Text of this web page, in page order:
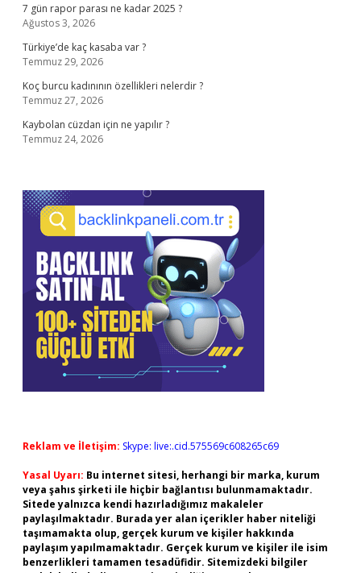
7 gün rapor parası ne kadar 2025 ?
Ağustos 3, 2026
Türkiye’de kaç kasaba var ?
Temmuz 29, 2026
Koç burcu kadınının özellikleri nelerdir ?
Temmuz 27, 2026
Kaybolan cüzdan için ne yapılır ?
Temmuz 24, 2026
Reklam ve İletişim: Skype: live:.cid.575569c608265c69
Yasal Uyarı: Bu internet sitesi, herhangi bir marka, kurum
veya şahıs şirketi ile hiçbir bağlantısı bulunmamaktadır.
Sitede yalnızca kendi hazırladığımız makaleler
paylaşılmaktadır. Burada yer alan içerikler haber niteliği
taşımamakta olup, gerçek kurum ve kişiler hakkında
paylaşım yapılmamaktadır. Gerçek kurum ve kişiler ile isim
benzerlikleri tamamen tesadüfidir. Sitemizdeki bilgiler